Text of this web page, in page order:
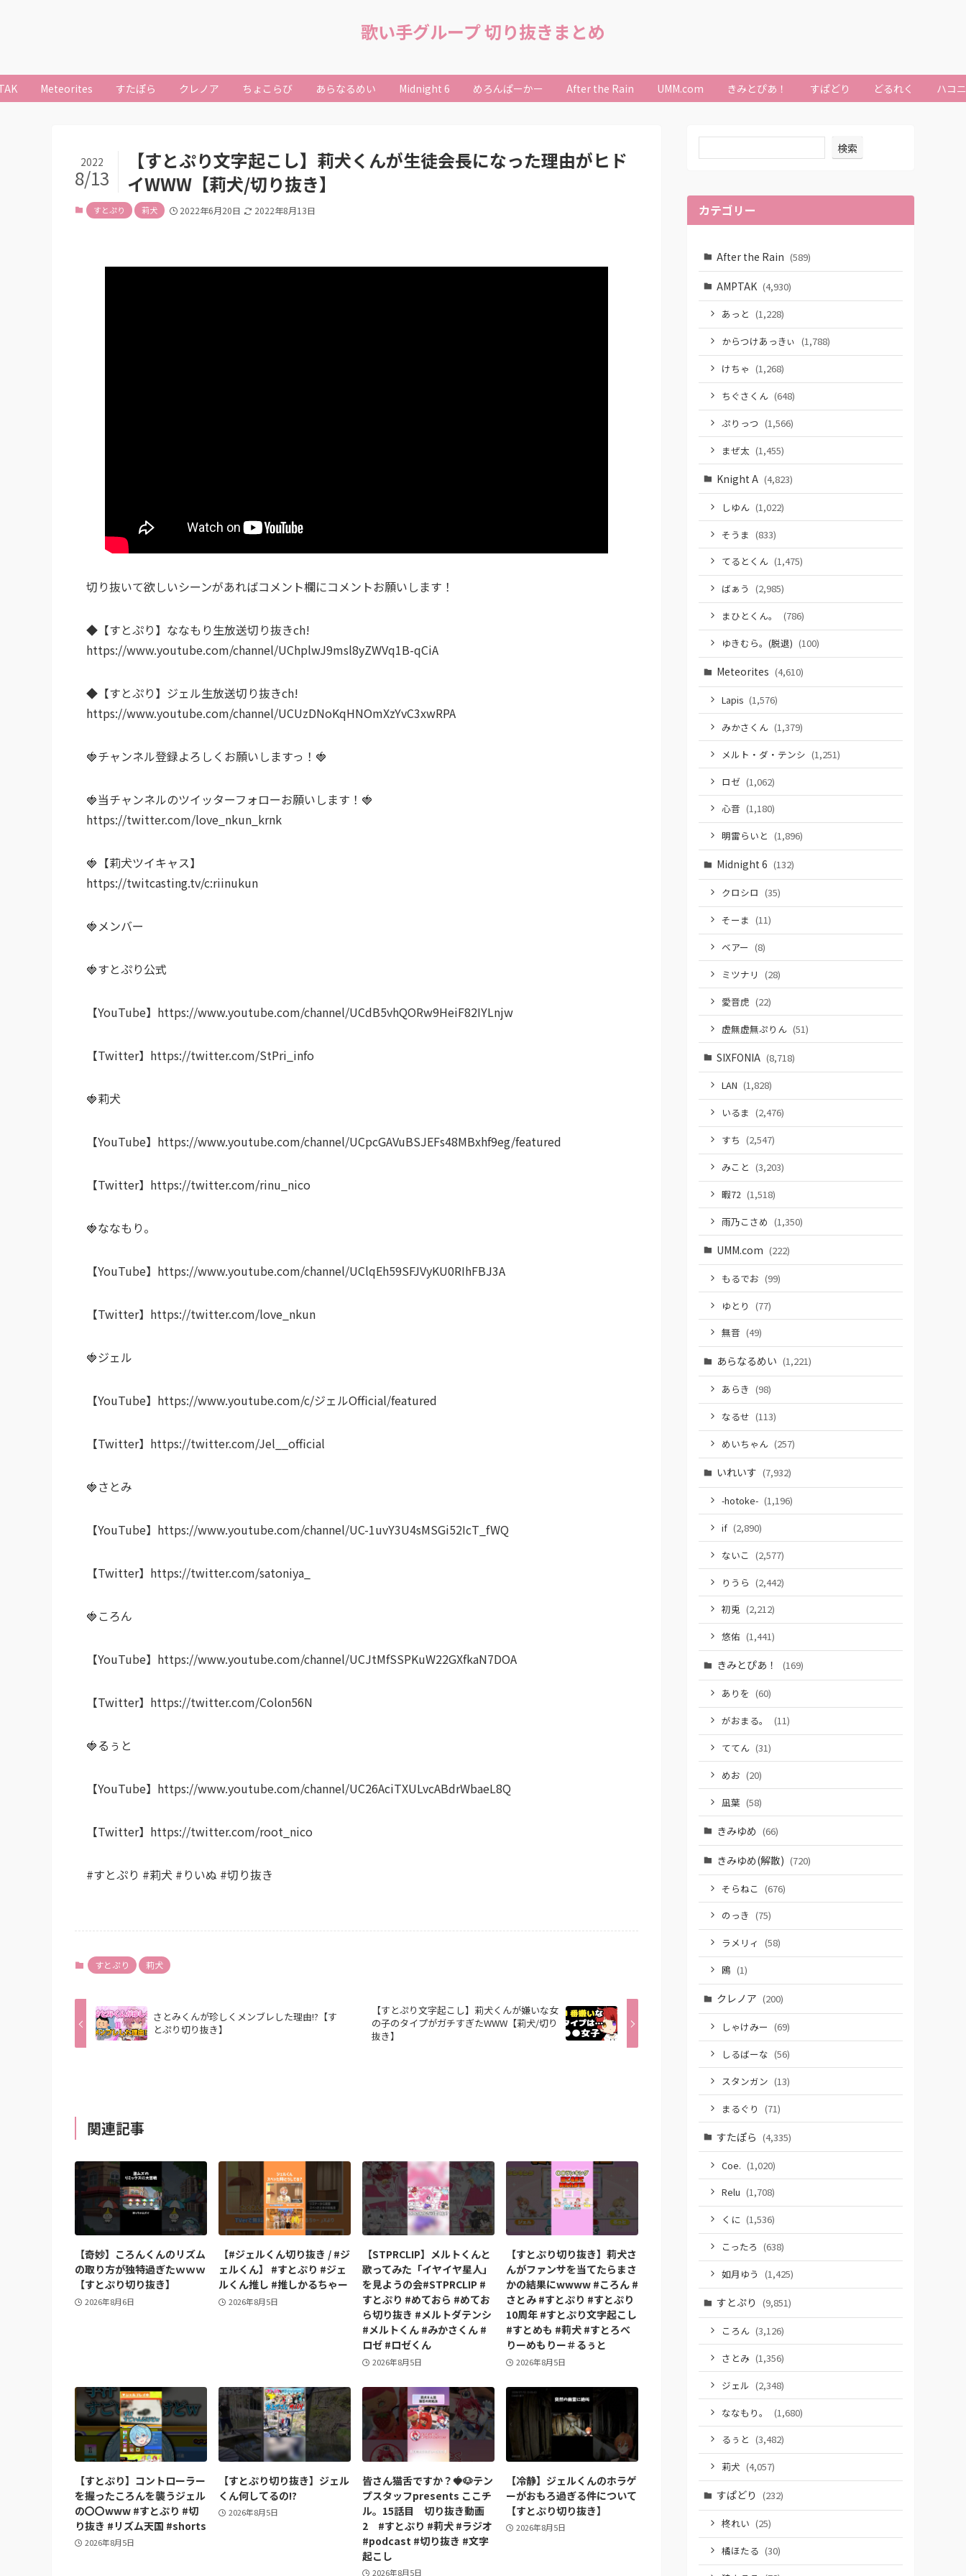
歌い手グループ 切り抜きまとめ
Meteorites すたぽら クレノア ちょこらび あらなるめい Midnight 6 めろんぱーかー After the Rain UMM.com きみとぴあ！ すぱどり どるれく ハコ
【すとぷり文字起こし】莉犬くんが生徒会長になった理由がヒド
イWWW【莉犬/切り抜き】
2022
8/13
すとぷり 莉犬 2022年6月20日 2022年8月13日
切り抜いて欲しいシーンがあればコメント欄にコメントお願いします！
◆【すとぷり】ななもり生放送切り抜きch!
https://www.youtube.com/channel/UChplwJ9msl8yZWVq1B-qCiA
◆【すとぷり】ジェル生放送切り抜きch!
https://www.youtube.com/channel/UCUzDNoKqHNOmXzYvC3xwRPA
🍓チャンネル登録よろしくお願いしますっ！🍓
🍓当チャンネルのツイッターフォローお願いします！🍓
https://twitter.com/love_nkun_krnk
🍓【莉犬ツイキャス】
https://twitcasting.tv/c:riinukun
🍓メンバー
🍓すとぷり公式
【YouTube】https://www.youtube.com/channel/UCdB5vhQORw9HeiF82IYLnjw
【Twitter】https://twitter.com/StPri_info
🍓莉犬
【YouTube】https://www.youtube.com/channel/UCpcGAVuBSJEFs48MBxhf9eg/featured
【Twitter】https://twitter.com/rinu_nico
🍓ななもり。
【YouTube】https://www.youtube.com/channel/UClqEh59SFJVyKU0RIhFBJ3A
【Twitter】https://twitter.com/love_nkun
🍓ジェル
【YouTube】https://www.youtube.com/c/ジェルOfficial/featured
【Twitter】https://twitter.com/Jel__official
🍓さとみ
【YouTube】https://www.youtube.com/channel/UC-1uvY3U4sMSGi52IcT_fWQ
【Twitter】https://twitter.com/satoniya_
🍓ころん
【YouTube】https://www.youtube.com/channel/UCJtMfSSPKuW22GXfkaN7DOA
【Twitter】https://twitter.com/Colon56N
🍓るぅと
【YouTube】https://www.youtube.com/channel/UC26AciTXULvcABdrWbaeL8Q
【Twitter】https://twitter.com/root_nico
#すとぷり #莉犬 #りいぬ #切り抜き
すとぷり 莉犬
さとみくんが珍しくメンブレした理由!?【す
とぷり切り抜き】
【すとぷり文字起こし】莉犬くんが嫌いな女
の子のタイプがガチすぎたWWW【莉犬/切り
抜き】
関連記事
【奇妙】ころんくんのリズム
の取り方が独特過ぎたｗｗｗ
【すとぷり切り抜き】
2026年8月6日
【#ジェルくん切り抜き / #ジ
ェルくん】 #すとぷり #ジェ
ルくん推し #推しかるちゃー
2026年8月5日
【STPRCLIP】メルトくんと
歌ってみた「イヤイヤ星人」
を見ようの会#STPRCLIP #
すとぷり #めておら #めてお
ら切り抜き #メルトダテンシ
#メルトくん #みかさくん #
ロゼ #ロゼくん
2026年8月5日
【すとぷり切り抜き】莉犬さ
んがファンサを当てたらまさ
かの結果にwwww #ころん #
さとみ #すとぷり #すとぷり
10周年 #すとぷり文字起こし
#すとめも #莉犬 #すとろべ
りーめもりー＃るぅと
2026年8月5日
【すとぷり】コントローラー
を握ったころんを襲うジェル
の〇〇www #すとぷり #切
り抜き #リズム天国 #shorts
2026年8月5日
【すとぷり切り抜き】ジェル
くん何してるの!?
2026年8月5日
皆さん猫舌ですか？🍓🐶テン
プスタッフpresents ここチ
ル。15話目 切り抜き動画
2 #すとぷり #莉犬 #ラジオ
#podcast #切り抜き #文字
起こし
2026年8月5日
【冷静】ジェルくんのホラゲ
ーがおもろ過ぎる件について
【すとぷり切り抜き】
2026年8月5日
検索
カテゴリー
After the Rain (589)
AMPTAK (4,930)
あっと (1,228)
からつけあっきぃ (1,788)
けちゃ (1,268)
ちぐさくん (648)
ぷりっつ (1,566)
まぜ太 (1,455)
Knight A (4,823)
しゆん (1,022)
そうま (833)
てるとくん (1,475)
ばぁう (2,985)
まひとくん。
(786)
ゆきむら。(脱退) (100)
Meteorites (4,610)
Lapis (1,576)
みかさくん (1,379)
メルト・ダ・テンシ (1,251)
ロゼ (1,062)
心音 (1,180)
明雷らいと (1,896)
Midnight 6 (132)
クロシロ (35)
そーま (11)
ベアー (8)
ミツナリ (28)
愛音虎 (22)
虚無虚無ぷりん (51)
SIXFONIA (8,718)
LAN (1,828)
いるま (2,476)
すち (2,547)
みこと (3,203)
暇72 (1,518)
雨乃こさめ (1,350)
UMM.com (222)
もるでお (99)
ゆとり (77)
無音 (49)
あらなるめい (1,221)
あらき (98)
なるせ (113)
めいちゃん (257)
いれいす (7,932)
-hotoke- (1,196)
if (2,890)
ないこ (2,577)
りうら (2,442)
初兎 (2,212)
悠佑 (1,441)
きみとぴあ！ (169)
ありを (60)
がおまる。
(11)
ててん (31)
めお (20)
凪葉 (58)
きみゆめ (66)
きみゆめ(解散) (720)
そらねこ (676)
のっき (75)
ラメリィ (58)
鴎 (1)
クレノア (200)
しゃけみー (69)
しるばーな (56)
スタンガン (13)
まるぐり (71)
すたぽら (4,335)
Coe. (1,020)
Relu (1,708)
くに (1,536)
こったろ (638)
如月ゆう (1,425)
すとぷり (9,851)
ころん (3,126)
さとみ (1,356)
ジェル (2,348)
ななもり。
(1,680)
るぅと (3,482)
莉犬 (4,057)
すぱどり (232)
柊れい (25)
橘ほたる (30)